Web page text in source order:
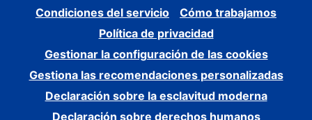
Condiciones del servicio
Cómo trabajamos
Política de privacidad
Gestionar la configuración de las cookies
Gestiona las recomendaciones personalizadas
Declaración sobre la esclavitud moderna
Declaración sobre derechos humanos